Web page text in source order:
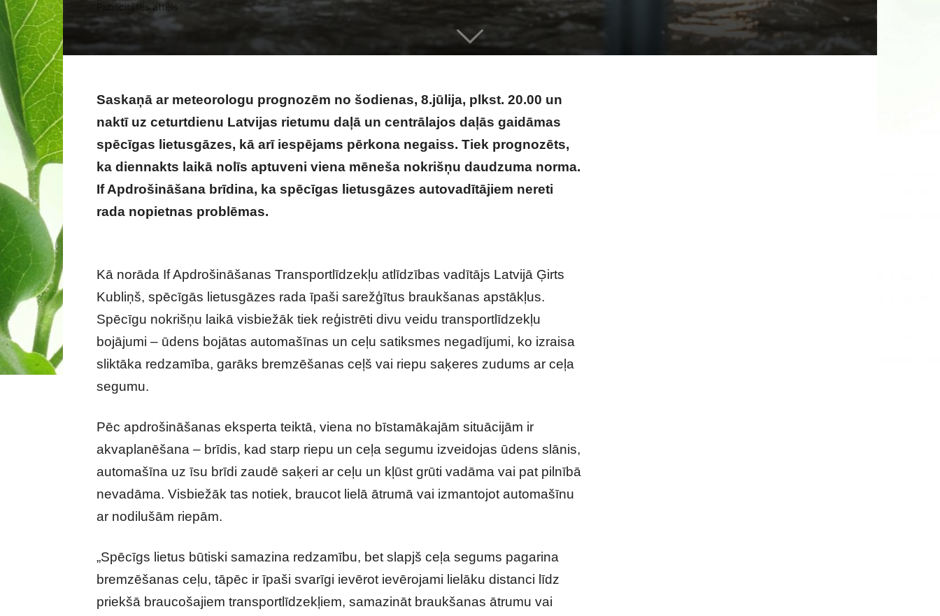
Publicitātes attēls
Saskaņā ar meteorologu prognozēm no šodienas, 8.jūlija, plkst. 20.00 un
naktī uz ceturtdienu Latvijas rietumu daļā un centrālajos daļās gaidāmas
spēcīgas lietusgāzes, kā arī iespējams pērkona negaiss. Tiek prognozēts,
ka diennakts laikā nolīs aptuveni viena mēneša nokrišņu daudzuma norma.
If Apdrošināšana brīdina, ka spēcīgas lietusgāzes autovadītājiem nereti
rada nopietnas problēmas.
Kā norāda If Apdrošināšanas Transportlīdzekļu atlīdzības vadītājs Latvijā Ģirts
Kubliņš, spēcīgās lietusgāzes rada īpaši sarežģītus braukšanas apstākļus.
Spēcīgu nokrišņu laikā visbiežāk tiek reģistrēti divu veidu transportlīdzekļu
bojājumi – ūdens bojātas automašīnas un ceļu satiksmes negadījumi, ko izraisa
sliktāka redzamība, garāks bremzēšanas ceļš vai riepu saķeres zudums ar ceļa
segumu.
Pēc apdrošināšanas eksperta teiktā, viena no bīstamākajām situācijām ir
akvaplanēšana – brīdis, kad starp riepu un ceļa segumu izveidojas ūdens slānis,
automašīna uz īsu brīdi zaudē saķeri ar ceļu un kļūst grūti vadāma vai pat pilnībā
nevadāma. Visbiežāk tas notiek, braucot lielā ātrumā vai izmantojot automašīnu
ar nodilušām riepām.
„Spēcīgs lietus būtiski samazina redzamību, bet slapjš ceļa segums pagarina
bremzēšanas ceļu, tāpēc ir īpaši svarīgi ievērot ievērojami lielāku distanci līdz
priekšā braucošajiem transportlīdzekļiem, samazināt braukšanas ātrumu vai